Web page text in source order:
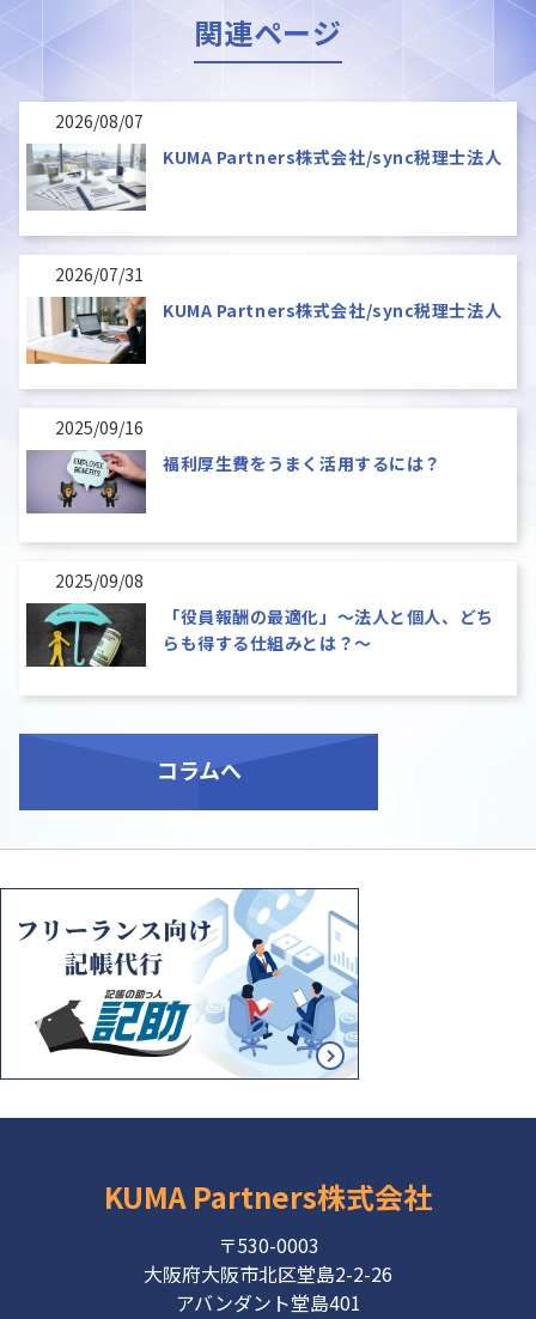
関連ページ
2026/08/07
KUMA Partners株式会社/sync税理士法人
2026/07/31
KUMA Partners株式会社/sync税理士法人
2025/09/16
福利厚生費をうまく活用するには？
2025/09/08
「役員報酬の最適化」～法人と個人、どち
らも得する仕組みとは？～
コラムへ
KUMA Partners株式会社
〒530-0003
大阪府大阪市北区堂島2-2-26
アバンダント堂島401